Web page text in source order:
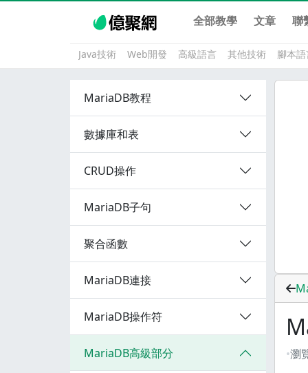
全部教學 文章 聯
Java技術 Web開發 高級語言 其他技術 腳本
MariaDB教程
數據庫和表
CRUD操作
MariaDB子句
聚合函數
MariaDB連接
MariaDB操作符
MariaDB高級部分
瀏